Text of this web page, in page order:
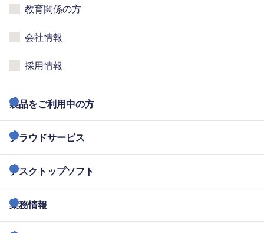
教育関係の方
会社情報
採用情報
製品をご利用中の方
クラウドサービス
デスクトップソフト
業務情報